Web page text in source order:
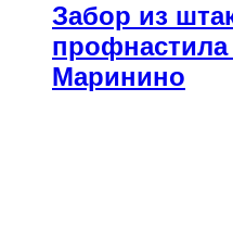
Забор из
Маринино